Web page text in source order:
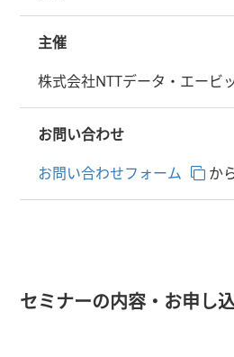
主催
株式会社NTTデータ・エービ
お問い合わせ
お問い合わせフォーム
か
セミナーの内容・お申し